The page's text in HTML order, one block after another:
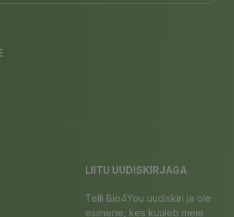
LIITU UUDISKIRJAGA
Telli Bio4You uudiskiri ja ole
esimene, kes kuuleb meie